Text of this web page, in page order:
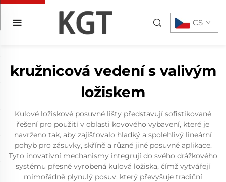
CS
kružnicová vedení s valivým
ložiskem
Kulové ložiskové posuvné lišty představují sofistikované
řešení pro použití v oblasti kovového vybavení, které je
navrženo tak, aby zajišťovalo hladký a spolehlivý lineární
pohyb pro zásuvky, skříně a různé jiné posuvné aplikace.
Tyto inovativní mechanismy integrují do svého drážkového
systému přesně vyrobená kulová ložiska, čímž vytvářejí
mimořádně plynulý posuv, který převyšuje tradiční